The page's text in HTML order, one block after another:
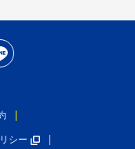
シー